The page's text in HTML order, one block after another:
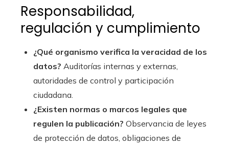
Responsabilidad,
regulación y cumplimiento
¿Qué organismo verifica la veracidad de los
datos? Auditorías internas y externas,
autoridades de control y participación
ciudadana.
¿Existen normas o marcos legales que
regulen la publicación? Observancia de leyes
de protección de datos, obligaciones de